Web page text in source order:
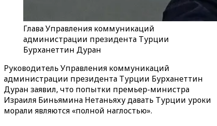
Глава Управления коммуникаций
администрации президента Турции
Бурханеттин Дуран
Руководитель Управления коммуникаций
администрации президента Турции Бурханеттин
Дуран заявил, что попытки премьер-министра
Израиля Биньямина Нетаньяху давать Турции уроки
морали являются «полной наглостью».